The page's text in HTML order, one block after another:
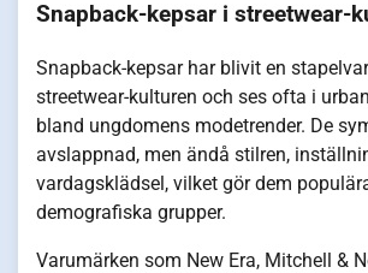
Snapback-kepsar i streetwear-
Snapback-kepsar har blivit en
streetwear-kulturen och ses ofta i
bland ungdomens modetrender. De
avslappnad, men ändå stilren,
vardagsklädsel, vilket gör dem
demografiska grupper.
Varumärken som New Era, Mitchell &